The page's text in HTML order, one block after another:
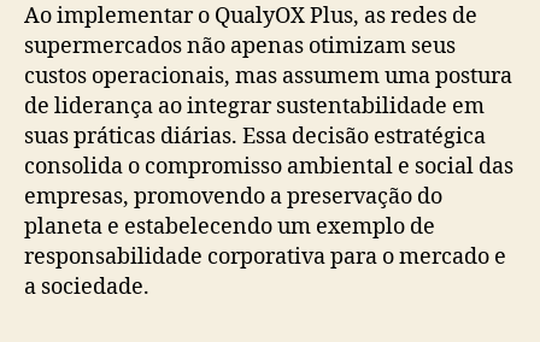
Ao implementar o QualyOX Plus, as redes de
supermercados não apenas otimizam seus
custos operacionais, mas assumem uma postura
de liderança ao integrar sustentabilidade em
suas práticas diárias. Essa decisão estratégica
consolida o compromisso ambiental e social das
empresas, promovendo a preservação do
planeta e estabelecendo um exemplo de
responsabilidade corporativa para o mercado e
a sociedade.